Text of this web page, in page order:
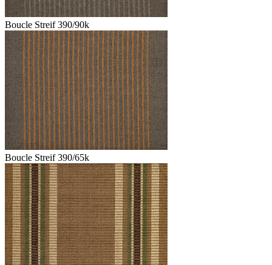
Boucle Streif 390/90k
Boucle Streif 390/65k